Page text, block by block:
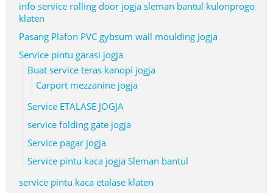
info service rolling door jogja sleman bantul kulonprogo
klaten
Pasang Plafon PVC gybsum wall moulding Jogja
Service pintu garasi jogja
Buat service teras kanopi jogja
Carport mezzanine jogja
Service ETALASE JOGJA
service folding gate jogja
Service pagar jogja
Service pintu kaca jogja Sleman bantul
service pintu kaca etalase klaten